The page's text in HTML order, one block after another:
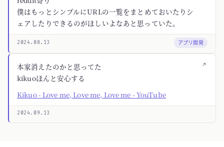
僕はもっとシンプルにURLの一覧をまとめておいたりシ
ェアしたりできるのがほしいよなあと思っていた。
2024.08.13 アプリ開発
↗
本家消えたのかと思ってた
kikuoほんと安心する
Kikuo - Love me, Love me, Love me - YouTube
2024.09.13